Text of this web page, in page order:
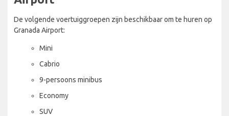
De volgende voertuiggroepen zijn beschikbaar om te huren op
Granada Airport:
Mini
Cabrio
9-persoons minibus
Economy
SUV